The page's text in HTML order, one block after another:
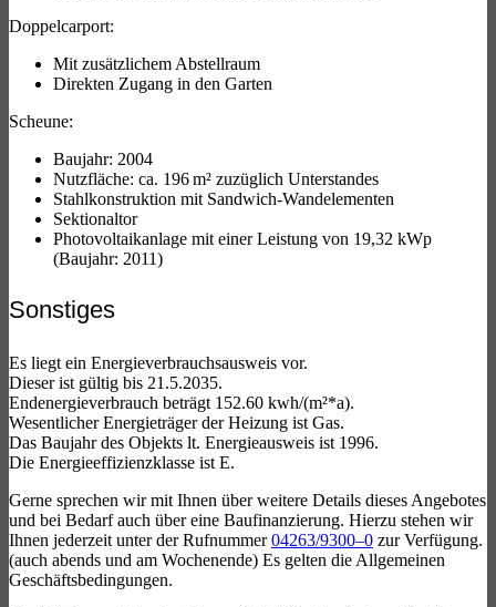
Doppelcarport:
Mit zusätzlichem Abstellraum
Direkten Zugang in den Garten
Scheune:
Baujahr: 2004
Nutzfläche: ca. 196 m² zuzüglich Unterstandes
Stahlkonstruktion mit Sandwich-Wandelementen
Sektionaltor
Photovoltaikanlage mit einer Leistung von 19,32 kWp
(Baujahr: 2011)
Sonstiges
Es liegt ein Energieverbrauchsausweis vor.
Dieser ist gültig bis 21.5.2035.
Endenergieverbrauch beträgt 152.60 kwh/(m²*a).
Wesentlicher Energieträger der Heizung ist Gas.
Das Baujahr des Objekts lt. Energieausweis ist 1996.
Die Energieeffizienzklasse ist E.
Gerne sprechen wir mit Ihnen über weitere Details dieses Angebotes
und bei Bedarf auch über eine Baufinanzierung. Hierzu stehen wir
Ihnen jederzeit unter der Rufnummer04263/9300–0 zur Verfügung.
(auch abends und am Wochenende) Es gelten die Allgemeinen
Geschäftsbedingungen.